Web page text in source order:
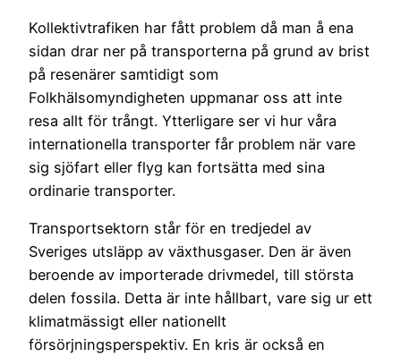
Kollektivtrafiken har fått problem då man å ena
sidan drar ner på transporterna på grund av brist
på resenärer samtidigt som
Folkhälsomyndigheten uppmanar oss att inte
resa allt för trångt. Ytterligare ser vi hur våra
internationella transporter får problem när vare
sig sjöfart eller flyg kan fortsätta med sina
ordinarie transporter.
Transportsektorn står för en tredjedel av
Sveriges utsläpp av växthusgaser. Den är även
beroende av importerade drivmedel, till största
delen fossila. Detta är inte hållbart, vare sig ur ett
klimatmässigt eller nationellt
försörjningsperspektiv. En kris är också en